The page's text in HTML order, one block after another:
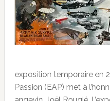
exposition temporaire en
Passion (EAP) met à